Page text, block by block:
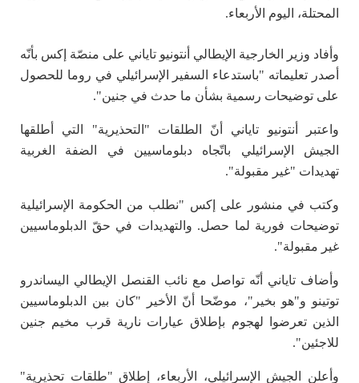
المحتلة، اليوم الأربعاء.
وأفاد وزير الخارجية الإيطالي أنتونيو تاياني على منصّة إكس بأنّه
أصدر تعليماته "باستدعاء السفير الإسرائيلي في روما للحصول
على توضيحات رسمية بشأن ما حدث في جنين".
واعتبر أنتونيو تاياني أنّ الطلقات "التحذيرية" التي أطلقها
الجيش الإسرائيلي باتّجاه دبلوماسيين في الضفة الغربية
تهديدات "غير مقبولة".
وكتب في منشور على إكس "نطلب من الحكومة الإسرائيلية
توضيحات فورية لما حصل. والتهديدات في حقّ الدبلوماسيين
غير مقبولة".
وأضاف تاياني أنّه تواصل مع نائب القنصل الإيطالي اليساندرو
توتينو و"هو بخير"، موضّحا أنّ الأخير "كان بين الدبلوماسيين
الذين تعرضوا لهجوم بإطلاق عيارات نارية قرب مخيم جنين
للاجئين".
وأعلن الجيش الإسرائيلي، الأربعاء، إطلاق "طلقات تحذيرية"